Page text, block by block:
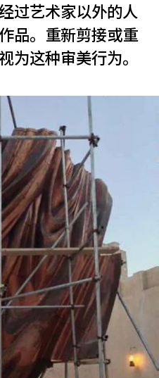
过艺术家以外的人
品。重新剪接或重
为这种审美行为。